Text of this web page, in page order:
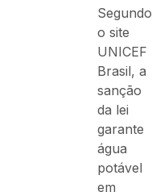
Segundo
o site
UNICEF
Brasil, a
sanção
da lei
garante
água
potável
em